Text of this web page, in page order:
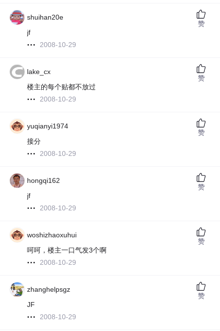
shuihan20e
jf
2008-10-29
赞
lake_cx
楼主的每个贴都不放过
2008-10-29
赞
yuqianyi1974
接分
2008-10-29
赞
hongqi162
jf
2008-10-29
赞
woshizhaoxuhui
呵呵，楼主一口气发3个啊
2008-10-29
赞
zhanghelpsgz
JF
2008-10-29
赞